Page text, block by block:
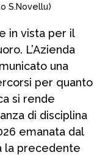
S.Novellu)
in vista per il
L’Azienda
una
per quanto
si rende
di disciplina
emanata dal
la precedente